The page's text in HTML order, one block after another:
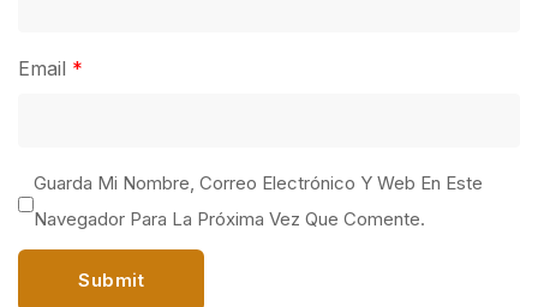
Email *
Guarda Mi Nombre, Correo Electrónico Y Web En Este
Navegador Para La Próxima Vez Que Comente.